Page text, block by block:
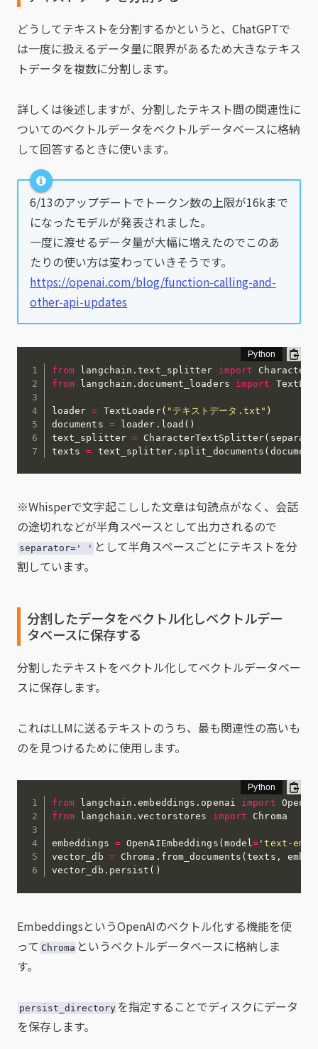
どうしてテキストを分割するかというと、ChatGPTで
は一度に扱えるデータ量に限界があるため大きなテキス
トデータを複数に分割します。
詳しくは後述しますが、分割したテキスト間の関連性に
ついてのベクトルデータをベクトルデータベースに格納
して回答するときに使います。
6/13のアップデートでトークン数の上限が16kまで
になったモデルが発表されました。
一度に渡せるデータ量が大幅に増えたのでこのあ
たりの使い方は変わっていきそうです。
https://openai.com/blog/function-calling-and-
other-api-updates
from langchain .text_splitter import
from langchain .document_loaders import
loader = TextLoader( "テキストデータ.txt" )
documents = loader . load ( )
text_splitter = CharacterTextSplitter(
texts = text_splitter. split_documents (
※Whisperで文字起こしした文章は句読点がなく、会話
の途切れなどが半角スペースとして出力されるので
separator=' ' として半角スペースごとにテキストを分
割しています。
分割したデータをベクトル化しベクトルデー
タベースに保存する
分割したテキストをベクトル化してベクトルデータベー
スに保存します。
これはLLMに送るテキストのうち、最も関連性の高いも
のを見つけるために使用します。
from langchain .embeddings . openai import
from langchain .vectorstores import Chroma
embeddings = OpenAIEmbeddings ( model= 'text-
vector_db = Chroma . from_documents (texts ,
vector_db . persist ( )
EmbeddingsというOpenAIのベクトル化する機能を使
って Chroma というベクトルデータベースに格納しま
す。
persist_directory を指定することでディスクにデータ
を保存します。